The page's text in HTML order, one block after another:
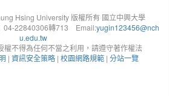
Hsing University 版權所有 國立中興大學
04-22840306轉713 Email:yugin123456@nch
u.edu.tw
權不得為任何不當之利用，請遵守著作權法
| 資訊安全策略 | 校園網路規範 | 分站一覽